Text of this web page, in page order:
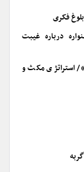
فکری
مدیر جشنواره درباره غیبت
استراتژی مکث و